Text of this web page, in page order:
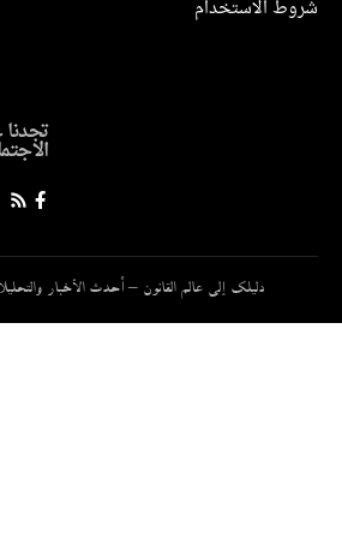
الاستخدام
تجدنا على
الاجتماعي
دليلك إلى عالم القانون – أحدث الأخبار والتحليلات